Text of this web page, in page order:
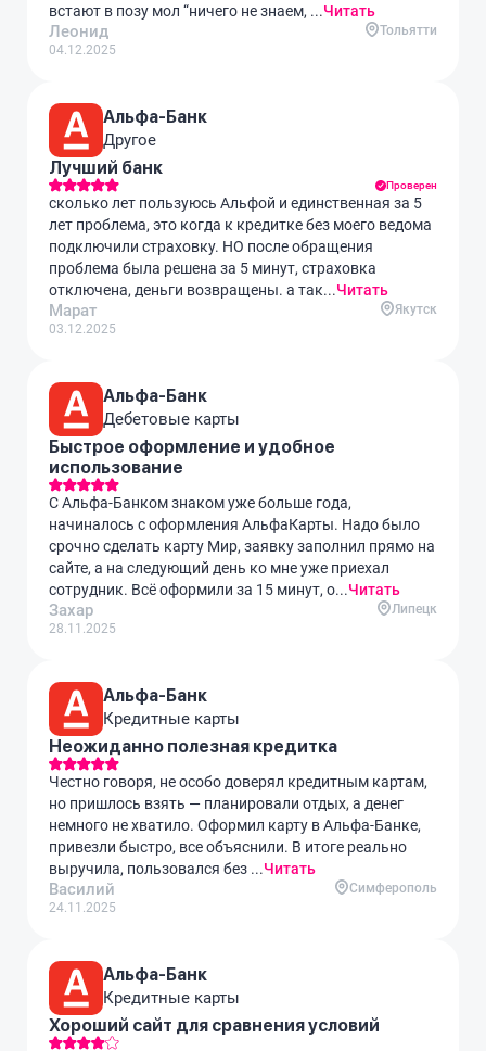
встают в позу мол “ничего не знаем, ...Читать
Леонид
04.12.2025
Тольятти
Альфа-Банк
Другое
Лучший банк
Проверен
сколько лет пользуюсь Альфой и единственная за 5
лет проблема, это когда к кредитке без моего ведома
подключили страховку. НО после обращения
проблема была решена за 5 минут, страховка
отключена, деньги возвращены. а так...Читать
Марат
03.12.2025
Якутск
Альфа-Банк
Дебетовые карты
Быстрое оформление и удобное
использование
С Альфа-Банком знаком уже больше года,
начиналось с оформления АльфаКарты. Надо было
срочно сделать карту Мир, заявку заполнил прямо на
сайте, а на следующий день ко мне уже приехал
сотрудник. Всё оформили за 15 минут, о...Читать
Захар
28.11.2025
Липецк
Альфа-Банк
Кредитные карты
Неожиданно полезная кредитка
Честно говоря, не особо доверял кредитным картам,
но пришлось взять — планировали отдых, а денег
немного не хватило. Оформил карту в Альфа-Банке,
привезли быстро, все объяснили. В итоге реально
выручила, пользовался без ...Читать
Василий
24.11.2025
Симферополь
Альфа-Банк
Кредитные карты
Хороший сайт для сравнения условий